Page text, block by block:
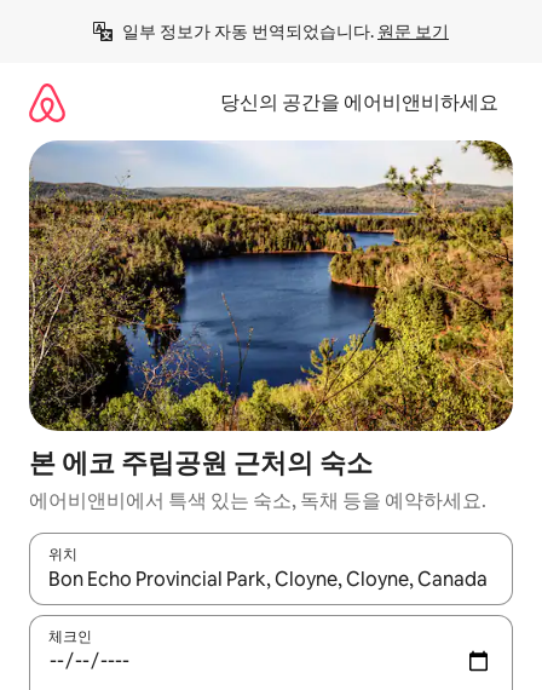
일부 정보가 자동 번역되었습니다. 원문 보기
당신의 공간을 에어비앤비하세요
본 에코 주립공원 근처의 숙소
에어비앤비에서 특색 있는 숙소, 독채 등을 예약하세요.
위치
결과가 나오면 위·아래 화살표 키를 사용하거나 터치 또는 스와이
체크인